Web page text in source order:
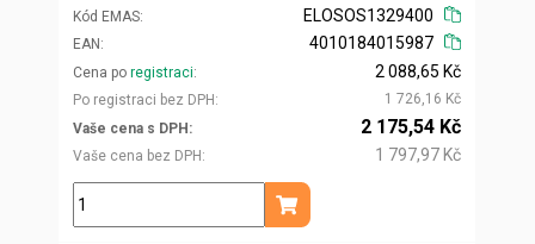
Kód EMAS
EAN
ELOSOS1329400
4010184015987
Cena po registraci
Po registraci bez DPH
2 088,65 Kč
1 726,16 Kč
Vaše cena s DPH
Vaše cena bez DPH
2 175,54 Kč
1 797,97 Kč
ks
Přidat do košíku